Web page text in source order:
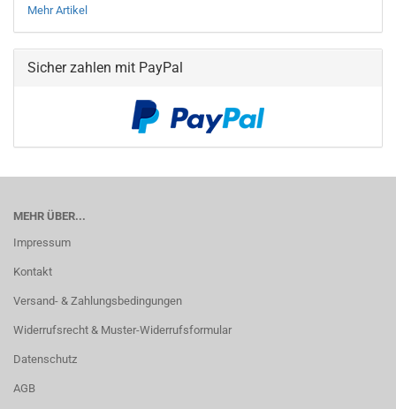
Mehr Artikel
Sicher zahlen mit PayPal
MEHR ÜBER...
Impressum
Kontakt
Versand- & Zahlungsbedingungen
Widerrufsrecht & Muster-Widerrufsformular
Datenschutz
AGB